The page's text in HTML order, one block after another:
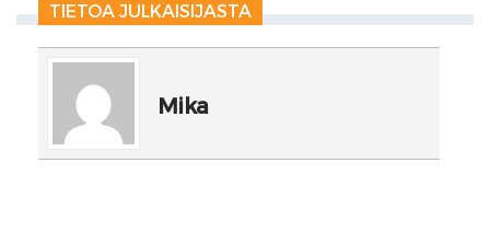
TIETOA JULKAISIJASTA
Mika